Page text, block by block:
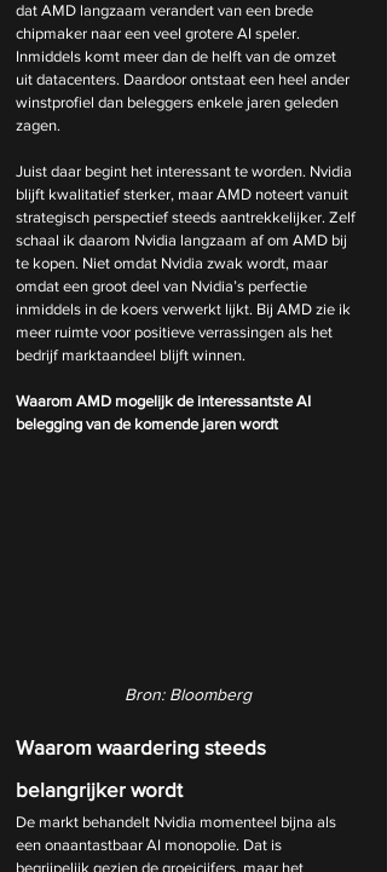
dat AMD langzaam verandert van een brede
chipmaker naar een veel grotere AI speler.
Inmiddels komt meer dan de helft van de omzet
uit datacenters. Daardoor ontstaat een heel ander
winstprofiel dan beleggers enkele jaren geleden
zagen.
Juist daar begint het interessant te worden. Nvidia
blijft kwalitatief sterker, maar AMD noteert vanuit
strategisch perspectief steeds aantrekkelijker. Zelf
schaal ik daarom Nvidia langzaam af om AMD bij
te kopen. Niet omdat Nvidia zwak wordt, maar
omdat een groot deel van Nvidia’s perfectie
inmiddels in de koers verwerkt lijkt. Bij AMD zie ik
meer ruimte voor positieve verrassingen als het
bedrijf marktaandeel blijft winnen.
Waarom AMD mogelijk de interessantste AI
belegging van de komende jaren wordt
Bron: Bloomberg
Waarom waardering steeds
belangrijker wordt
De markt behandelt Nvidia momenteel bijna als
een onaantastbaar AI monopolie. Dat is
begrijpelijk gezien de groeicijfers, maar het